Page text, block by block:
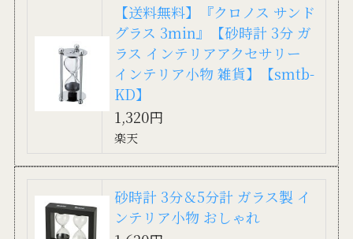
【送料無料】『クロノス サンド
グラス 3min』【砂時計 3分 ガ
ラス インテリアアクセサリー
インテリア小物 雑貨】【smtb-
KD】
1,320円
楽天
砂時計 3分＆5分計 ガラス製 イ
ンテリア小物 おしゃれ